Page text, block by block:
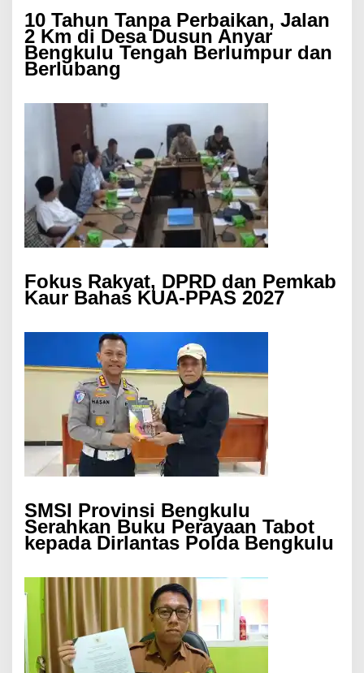
10 Tahun Tanpa Perbaikan, Jalan
2 Km di Desa Dusun Anyar
Bengkulu Tengah Berlumpur dan
Berlubang
Fokus Rakyat, DPRD dan Pemkab
Kaur Bahas KUA-PPAS 2027
SMSI Provinsi Bengkulu
Serahkan Buku Perayaan Tabot
kepada Dirlantas Polda Bengkulu